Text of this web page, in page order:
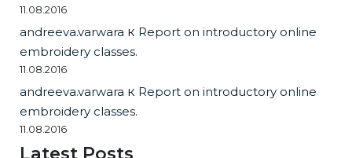
11.08.2016
andreeva.varwara к Report on introductory online
embroidery classes.
11.08.2016
andreeva.varwara к Report on introductory online
embroidery classes.
11.08.2016
Latest Posts